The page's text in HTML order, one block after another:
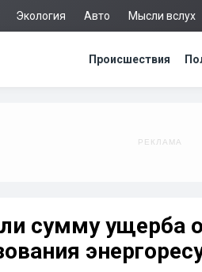
Экология Авто Мысли вслух
Происшествия
сумму ущерба